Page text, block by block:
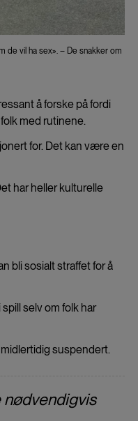
de vil ha sex». – De snakker om
å forske på fordi
med rutinene.
for. Det kan være en
har heller kulturelle
bli sosialt straffet for å
selv om folk har
suspendert.
nødvendigvis